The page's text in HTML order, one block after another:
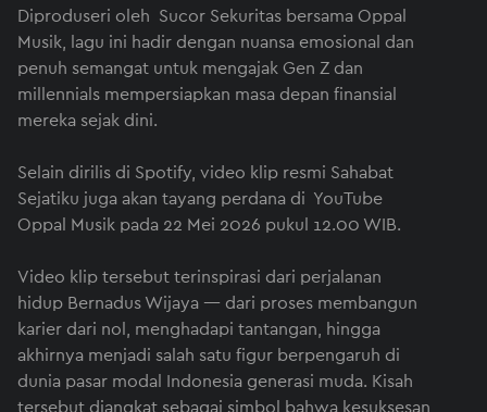
Diproduseri oleh Sucor Sekuritas bersama Oppal
Musik, lagu ini hadir dengan nuansa emosional dan
penuh semangat untuk mengajak Gen Z dan
millennials mempersiapkan masa depan finansial
mereka sejak dini.
Selain dirilis di Spotify, video klip resmi Sahabat
Sejatiku juga akan tayang perdana di YouTube
Oppal Musik pada 22 Mei 2026 pukul 12.00 WIB.
Video klip tersebut terinspirasi dari perjalanan
hidup Bernadus Wijaya — dari proses membangun
karier dari nol, menghadapi tantangan, hingga
akhirnya menjadi salah satu figur berpengaruh di
dunia pasar modal Indonesia generasi muda. Kisah
tersebut diangkat sebagai simbol bahwa kesuksesan